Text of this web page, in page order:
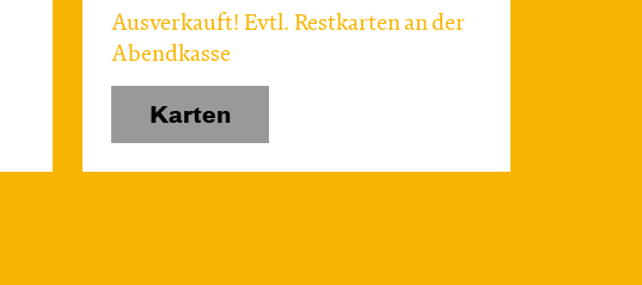
Ausverkauft! Evtl. Restkarten an der
Abendkasse
Karten